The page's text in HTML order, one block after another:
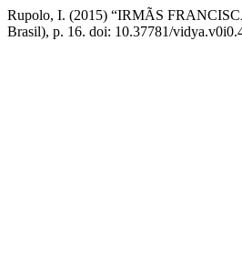
Rupolo, I. (2015) “IRMÃS
Brasil), p. 16. doi: 10.37781/